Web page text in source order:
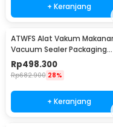
+ Keranjang
ATWFS Alat Vakum
Vacuum Sealer Packaging
Machine with Bag - SX-168
Rp498.300
Rp682.900 28%
+ Keranjang